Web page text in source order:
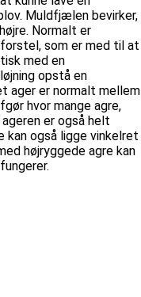
Muldfjælen bevirker,
Normalt er
som er med til at
med en
opstå en
ager er normalt mellem
hvor mange agre,
er også helt
også ligge vinkelret
højryggede agre kan